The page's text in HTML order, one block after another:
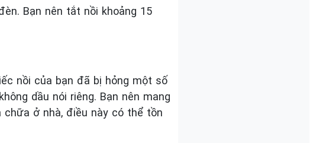
Bạn nên tắt nồi khoảng 15
nồi của bạn đã bị hỏng một số
dầu nói riêng. Bạn nên mang
ở nhà, điều này có thể tồn